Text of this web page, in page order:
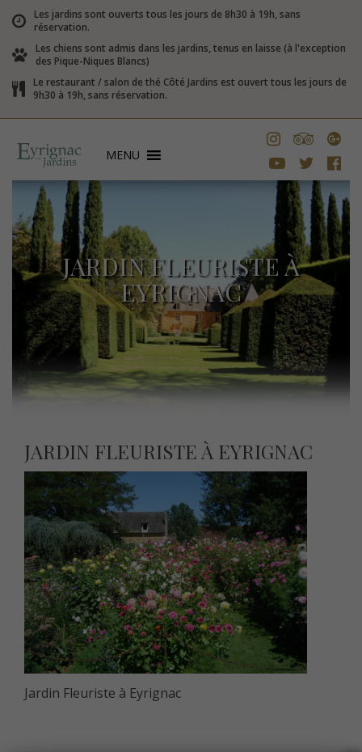
Les jardins sont ouverts tous les jours de 8h30 à 19h, sans
réservation.
Les chiens sont admis dans les jardins, tenus en laisse (à l'exception
des Pique-Niques Blancs)
Le restaurant / salon de thé Côté Jardins est ouvert tous les jours de
9h30 à 19h, sans réservation.
MENU
JARDIN FLEURISTE À
EYRIGNAC
JARDIN FLEURISTE À EYRIGNAC
Jardin Fleuriste à Eyrignac